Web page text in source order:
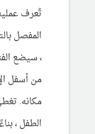
تُعرف
المفصل
، سيضع
من أسفل
مكانه.
الطفل ،